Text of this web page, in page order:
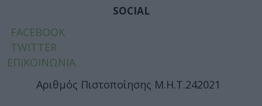
SOCIAL
FACEBOOK
TWITTER
ΕΠΙΚΟΙΝΩΝΙΑ
Αριθμός Πιστοποίησης Μ.Η.Τ.242021